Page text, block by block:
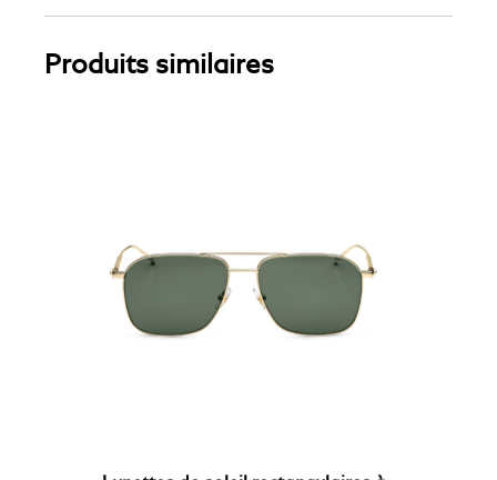
Produits similaires